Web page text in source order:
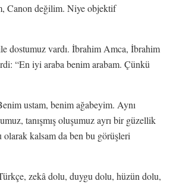
Canon değilim. Niye objektif
dostumuz vardı. İbrahim Amca, İbrahim
“En iyi araba benim arabam. Çünkü
ustam, benim ağabeyim. Aynı
tanışmış oluşumuz ayrı bir güzellik
olarak kalsam da ben bu görüşleri
zekâ dolu, duygu dolu, hüzün dolu,